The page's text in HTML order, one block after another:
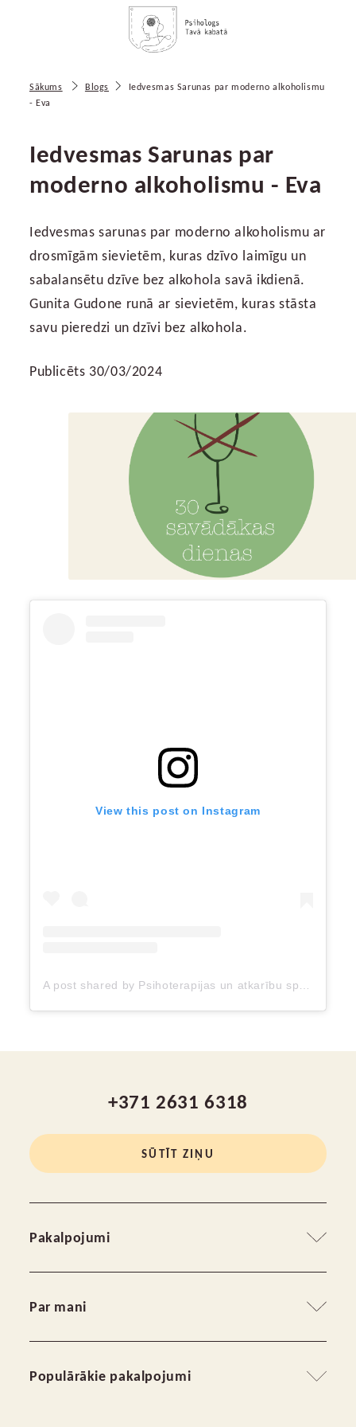
Sākums Blogs
Iedvesmas Sarunas par moderno alkoholismu
- Eva
Iedvesmas Sarunas par
moderno alkoholismu - Eva
Iedvesmas sarunas par moderno alkoholismu ar
drosmīgām sievietēm, kuras dzīvo laimīgu un
sabalansētu dzīve bez alkohola savā ikdienā.
Gunita Gudone runā ar sievietēm, kuras stāsta
savu pieredzi un dzīvi bez alkohola.
Publicēts 30/03/2024
View this post on Instagram
A post shared by Psihoterapijas un atkarību speciāliste (@gunita_gudone)
+371 2631 6318
SŪTĪT ZIŅU
Pakalpojumi
Individuālā terapija
Par mani
Kontakti
Populārākie pakalpojumi